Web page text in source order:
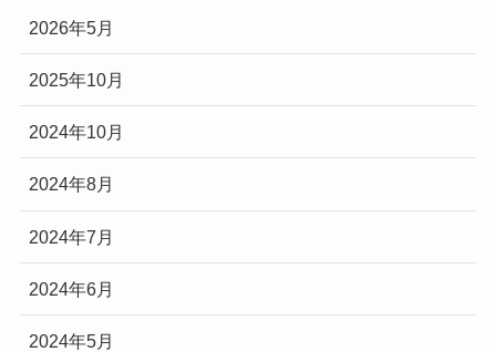
2026年5月
2025年10月
2024年10月
2024年8月
2024年7月
2024年6月
2024年5月